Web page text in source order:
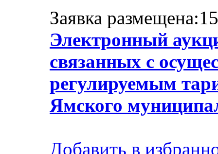
Заявка
Электронный
связанных с
регулируемым
Ямского
Добавить в